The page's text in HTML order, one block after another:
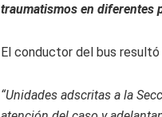
traumatismos en diferentes
El conductor del bus resultó
“Unidades adscritas a la